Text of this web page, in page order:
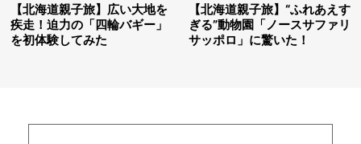
【北海道親子旅】広い大地を
疾走！迫力の「四輪バギー」
を初体験してみた
【北海道親子旅】“ふれあえす
ぎる”動物園「ノースサファリ
サッポロ」に驚いた！